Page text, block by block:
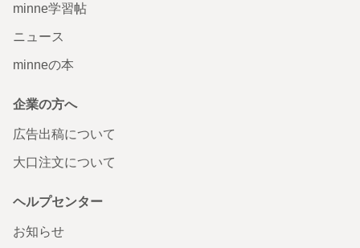
minne学習帖
ニュース
minneの本
企業の方へ
広告出稿について
大口注文について
ヘルプセンター
お知らせ